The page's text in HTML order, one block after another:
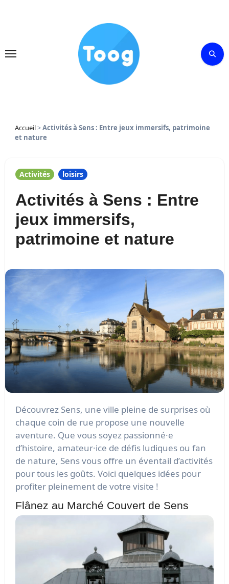
Accueil>Activités à Sens : Entre jeux immersifs, patrimoine
et nature
Activités loisirs
Activités à Sens : Entre
jeux immersifs,
patrimoine et nature
Découvrez Sens, une ville pleine de surprises où
chaque coin de rue propose une nouvelle
aventure. Que vous soyez passionné·e
d’histoire, amateur·ice de défis ludiques ou fan
de nature, Sens vous offre un éventail d’activités
pour tous les goûts. Voici quelques idées pour
profiter pleinement de votre visite !
Flânez au Marché Couvert de Sens